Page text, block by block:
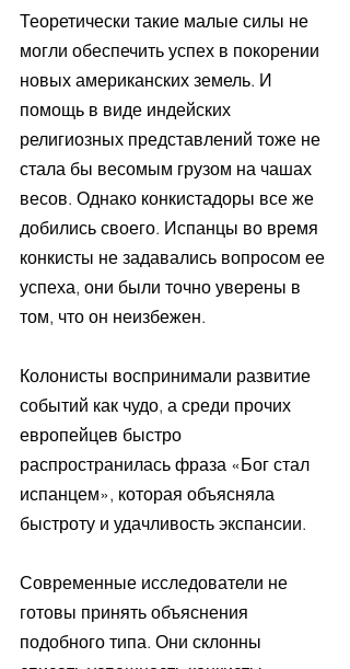
Теоретически такие малые силы не
могли обеспечить успех в покорении
новых американских земель. И
помощь в виде индейских
религиозных представлений тоже не
стала бы весомым грузом на чашах
весов. Однако конкистадоры все же
добились своего. Испанцы во время
конкисты не задавались вопросом ее
успеха, они были точно уверены в
том, что он неизбежен.
Колонисты воспринимали развитие
событий как чудо, а среди прочих
европейцев быстро
распространилась фраза «Бог стал
испанцем», которая объясняла
быстроту и удачливость экспансии.
Современные исследователи не
готовы принять объяснения
подобного типа. Они склонны